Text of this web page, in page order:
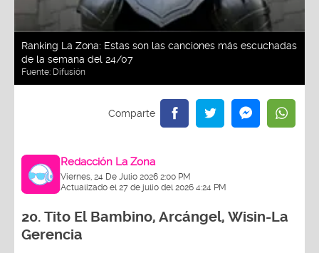
Ranking La Zona: Estas son las canciones más escuchadas
de la semana del 24/07
Fuente: Difusión
Redacción La Zona
Viernes, 24 De Julio 2026 2:00 PM
Actualizado el 27 de julio del 2026 4:24 PM
20. Tito El Bambino, Arcángel, Wisin-La
Gerencia